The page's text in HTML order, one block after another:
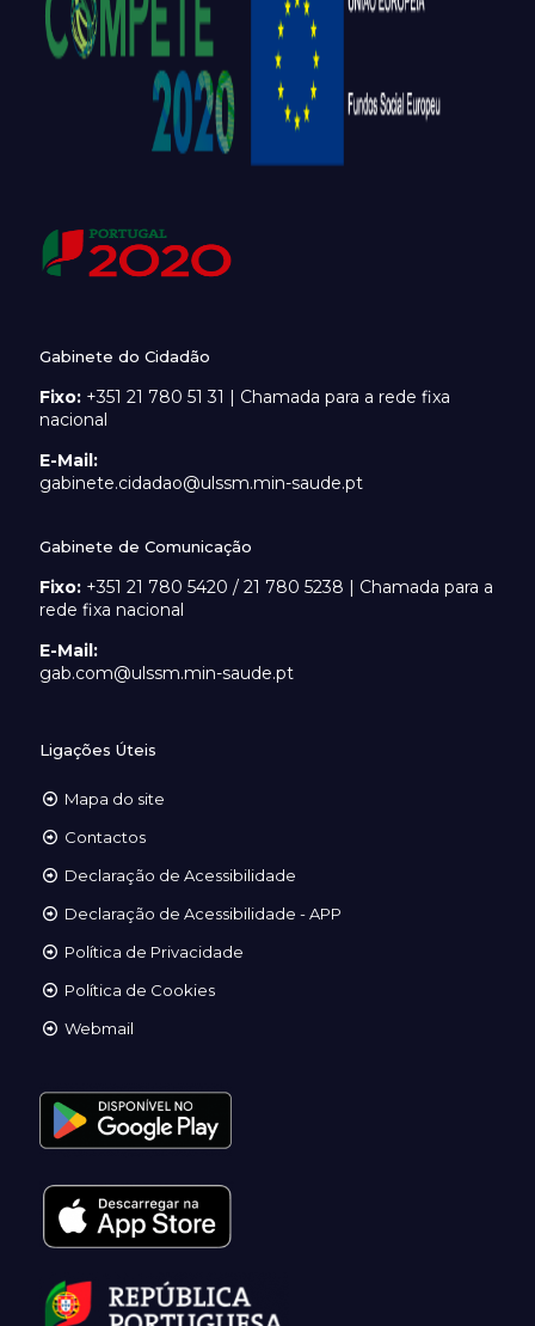
Gabinete do Cidadão
Fixo: +351 21 780 51 31 | Chamada para a rede fixa
nacional
E-Mail:
gabinete.cidadao@ulssm.min-saude.pt
Gabinete de Comunicação
Fixo: +351 21 780 5420 / 21 780 5238 | Chamada para a
rede fixa nacional
E-Mail:
gab.com@ulssm.min-saude.pt
Ligações Úteis
Mapa do site
Contactos
Declaração de Acessibilidade
Declaração de Acessibilidade - APP
Política de Privacidade
Política de Cookies
Webmail